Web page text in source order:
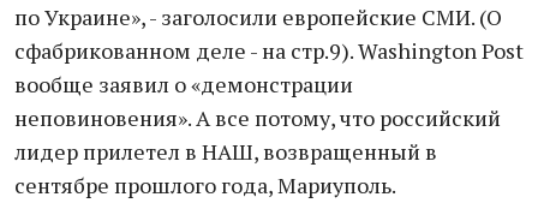
по Украине», - заголосили европейские СМИ. (О
сфабрикованном деле - на стр.9). Washington Post
вообще заявил о «демонстрации
неповиновения». А все потому, что российский
лидер прилетел в НАШ, возвращенный в
сентябре прошлого года, Мариуполь.